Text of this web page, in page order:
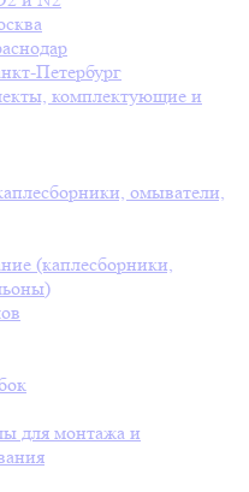
Петербург
комплектующие и
омыватели,
(каплесборники,
для монтажа и